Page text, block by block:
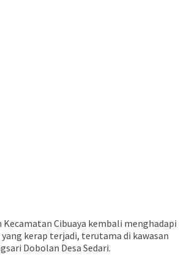
Kecamatan Cibuaya kembali menghadapi
kerap terjadi, terutama di kawasan
Dobolan Desa Sedari.